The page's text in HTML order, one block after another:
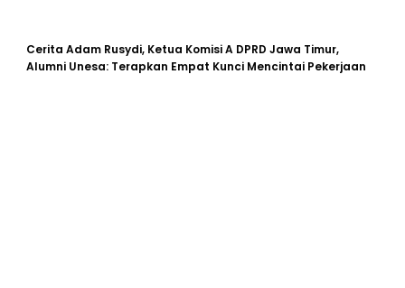
Cerita Adam Rusydi, Ketua Komisi A DPRD Jawa Timur,
Alumni Unesa: Terapkan Empat Kunci Mencintai Pekerjaan